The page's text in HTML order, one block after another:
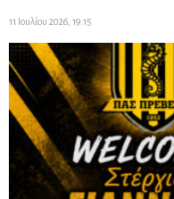
11 Ιουλίου 2026, 19:15